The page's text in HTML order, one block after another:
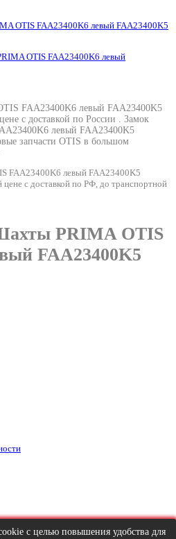
OTIS FAA23400K6 левый FAA23400K5
FAA23400K6 левый FAA23400K5
с доставкой по России . Замок
левый FAA23400K5
запчасти OTIS в большом
FAA23400K6 левый FAA23400K5
с доставкой по РФ, до транспортной
PRIMA OTIS
FAA23400K5
с целью повышения удобства для